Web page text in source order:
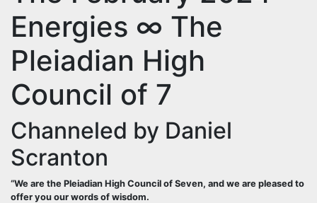
Energies ∞ The
Pleiadian High
Council of 7
Channeled by Daniel
Scranton
“We are the Pleiadian High Council of Seven, and we are pleased to
offer you our words of wisdom.